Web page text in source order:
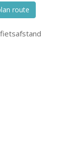
route